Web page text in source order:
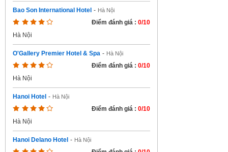
Bao Son International Hotel - Hà Nội
Điểm đánh giá : 0/10
Hà Nội
O'Gallery Premier Hotel & Spa - Hà Nội
Điểm đánh giá : 0/10
Hà Nội
Hanoi Hotel - Hà Nội
Điểm đánh giá : 0/10
Hà Nội
Hanoi Delano Hotel - Hà Nội